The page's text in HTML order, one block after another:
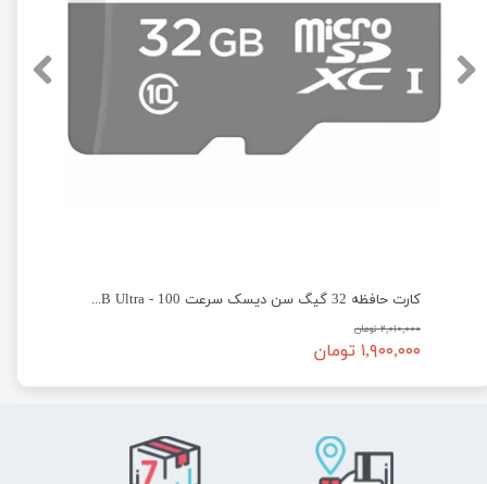
کارت حافظه 32 گیگ سن دیسک سرعت 100 - SanDisk micro SD 32GB Ultra
۲,۰۱۰,۰۰۰ تومان
۱,۹۰۰,۰۰۰ تومان